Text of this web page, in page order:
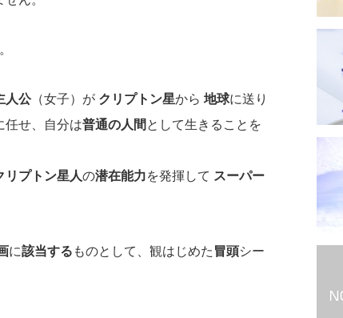
人公（女子）が クリプトン星から 地球に送り
任せ、自分は普通の人間 として生きることを
リプトン星人の潜在能力を発揮して スーパー
に該当する ものとして、観はじめた 冒頭シー